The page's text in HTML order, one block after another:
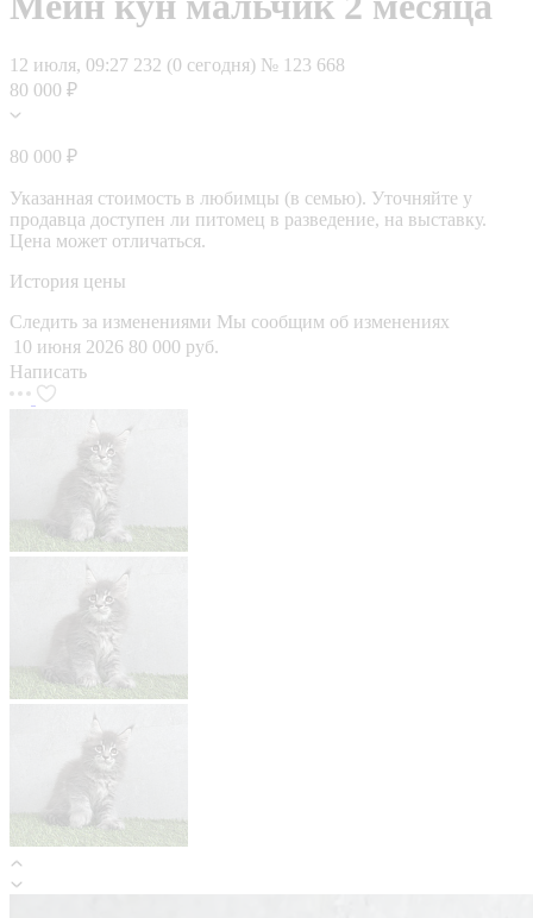
12 июля, 09:27 232 (0 сегодня) № 123 668
80 000 ₽
80 000 ₽
Указанная стоимость в любимцы (в семью). Уточняйте у
продавца доступен ли питомец в разведение, на выставку.
Цена может отличаться.
История цены
Следить за изменениями Мы сообщим об изменениях
10 июня 2026 80 000 руб.
Написать